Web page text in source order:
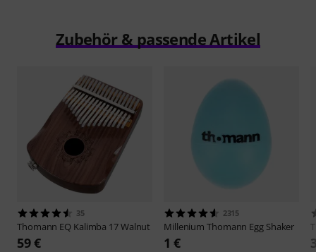
Zubehör & passende Artikel
35
Thomann EQ Kalimba 17 Walnut
59 €
2315
Millenium Thomann Egg Shaker
1 €